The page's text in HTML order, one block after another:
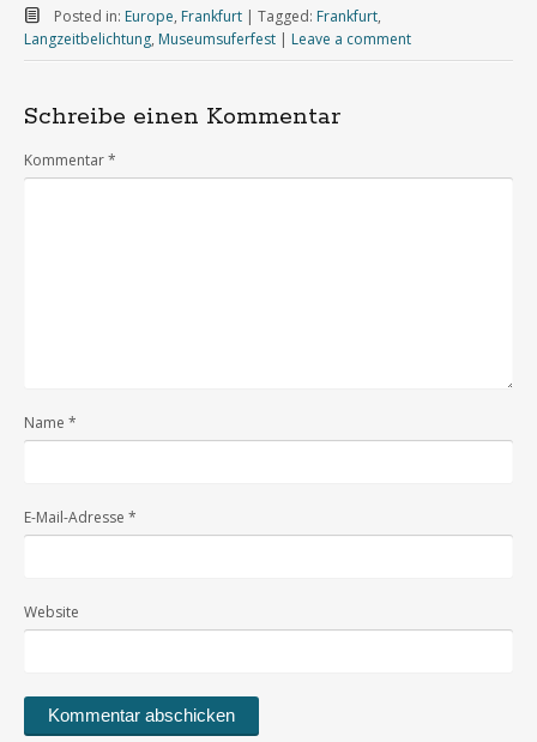
Posted in: Europe, Frankfurt | Tagged: Frankfurt,
Langzeitbelichtung, Museumsuferfest | Leave a comment
Schreibe einen Kommentar
Kommentar*
Name *
E-Mail-Adresse *
Website